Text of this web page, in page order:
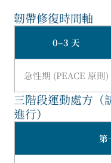
韌帶修復時間軸
0–3 天
急性期 (PEACE 原則)
三階段運動處方（
進行）
第